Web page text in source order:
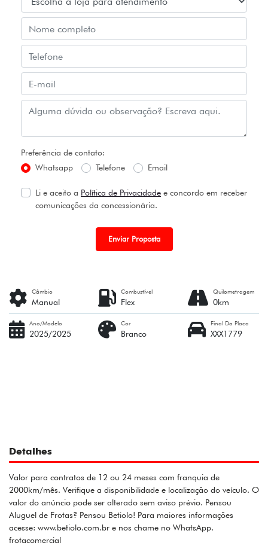
Preferência de contato:
Whatsapp
Telefone Email
Li e aceito a Política de Privacidade e concordo em receber
comunicações da concessionária.
Enviar Proposta
Câmbio
Manual
Combustível
Flex
Quilometragem
0km
Ano/Modelo
2025/2025
Cor
Branco
Final Da Placa
XXX1779
Detalhes
Valor para contratos de 12 ou 24 meses com franquia de
2000km/mês. Verifique a disponibilidade e localização do veículo. O
valor do anúncio pode ser alterado sem aviso prévio. Pensou
Aluguel de Frotas? Pensou Betiolo! Para maiores informações
acesse: www.betiolo.com.br e nos chame no WhatsApp.
frotacomercial